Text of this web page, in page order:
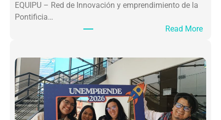
EQUIPU – Red de Innovación y emprendimiento de la
Pontificia…
Read More